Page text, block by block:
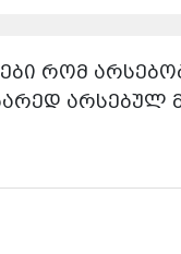
რომ
არსებულ